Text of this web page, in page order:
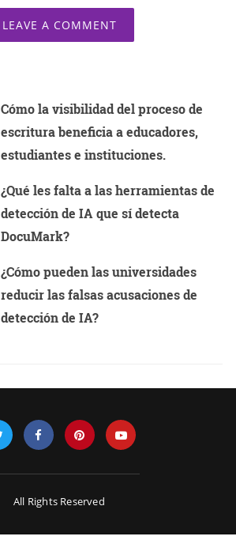
LEAVE A COMMENT
Cómo la visibilidad del proceso de
escritura beneficia a educadores,
estudiantes e instituciones.
¿Qué les falta a las herramientas de
detección de IA que sí detecta
DocuMark?
¿Cómo pueden las universidades
reducir las falsas acusaciones de
detección de IA?
All Rights Reserved